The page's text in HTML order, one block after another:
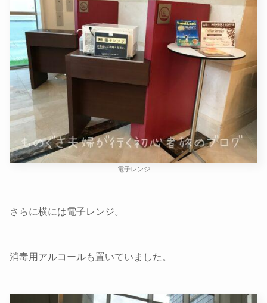
電子レンジ
さらに横には電子レンジ。
消毒用アルコールも置いていました。